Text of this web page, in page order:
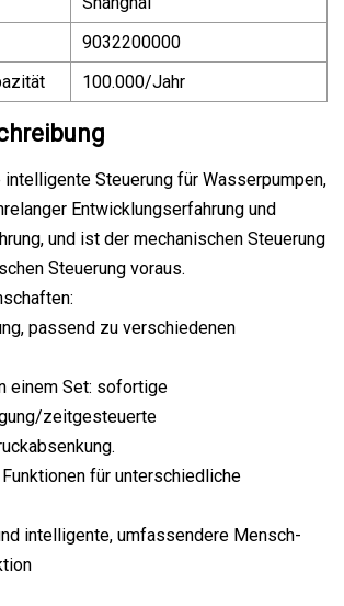
9032200000
100.000/Jahr
Steuerung für Wasserpumpen,
Entwicklungserfahrung und
und ist der mechanischen Steuerung
Steuerung voraus.
passend zu verschiedenen
einem Set: sofortige
zeitgesteuerte
für unterschiedliche
intelligente, umfassendere Mensch-